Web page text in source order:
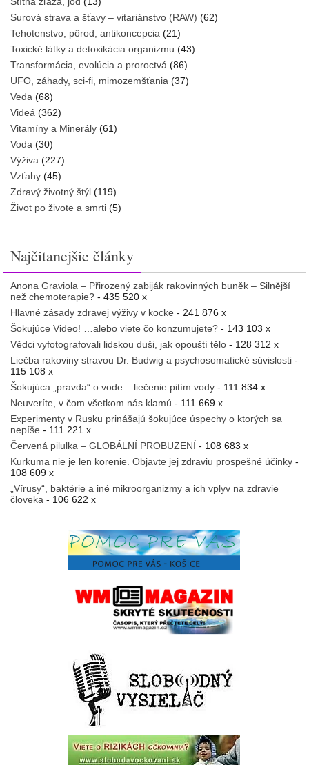
Surová strava a šťavy – vitariánstvo (RAW) (62)
Tehotenstvo, pôrod, antikoncepcia (21)
Toxické látky a detoxikácia organizmu (43)
Transformácia, evolúcia a proroctvá (86)
UFO, záhady, sci-fi, mimozemšťania (37)
Veda (68)
Videá (362)
Vitamíny a Minerály (61)
Voda (30)
Výživa (227)
Vzťahy (45)
Zdravý životný štýl (119)
Život po živote a smrti (5)
Najčitanejšie články
Anona Graviola – Přirozený zabiják rakovinných buněk – Silnější
než chemoterapie? - 435 520 x
Hlavné zásady zdravej výživy v kocke - 241 876 x
Šokujúce Video! …alebo viete čo konzumujete? - 143 103 x
Vědci vyfotografovali lidskou duši, jak opouští tělo - 128 312 x
Liečba rakoviny stravou Dr. Budwig a psychosomatické súvislosti -
115 108 x
Šokujúca „pravda“ o vode – liečenie pitím vody - 111 834 x
Neuveríte, v čom všetkom nás klamú - 111 669 x
Experimenty v Rusku prinášajú šokujúce úspechy o ktorých sa
nepíše - 111 221 x
Červená pilulka – GLOBÁLNÍ PROBUZENÍ - 108 683 x
Kurkuma nie je len korenie. Objavte jej zdraviu prospešné účinky -
108 609 x
„Vírusy“, baktérie a iné mikroorganizmy a ich vplyv na zdravie
človeka - 106 622 x